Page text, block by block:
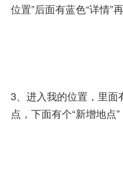
位置”后面有蓝色“详情”
3、进入我的位置，里
点，下面有个“新增地点”